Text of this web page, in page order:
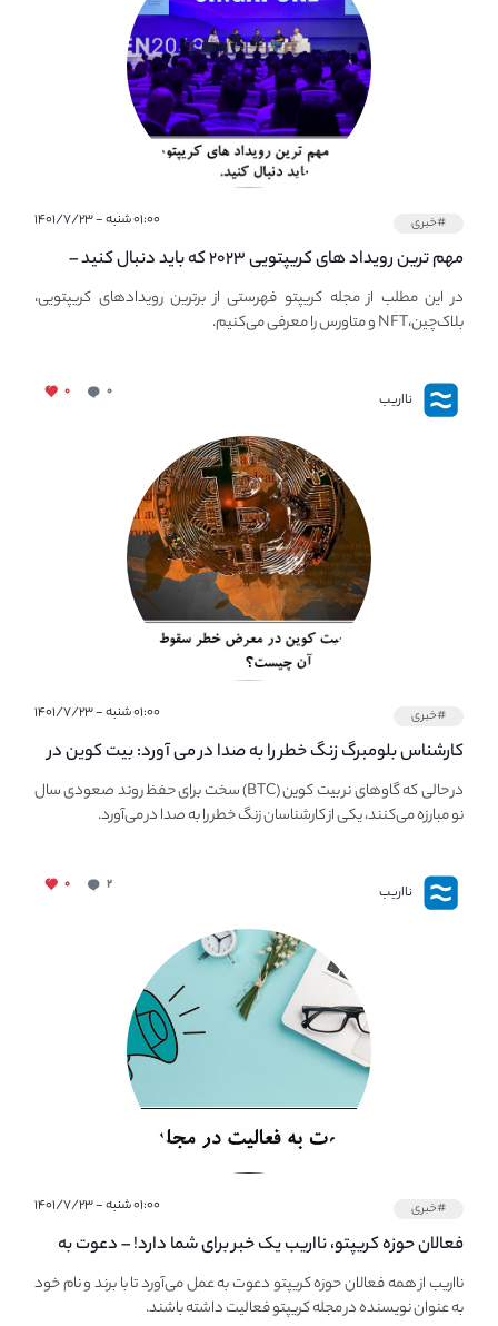
#خبری ۰۱:۰۰ شنبه - ۱۴۰۱/۷/۲۳
مهم ترین رویداد های کریپتویی ۲۰۲۳ که باید دنبال کنید –
معرفی بهترین رویداد های جهانی
در این مطلب از مجله کریپتو فهرستی از برترین رویدادهای کریپتویی،
بلاک‌چین،NFT و متاورس را معرفی می‌کنیم.
نااریب ۰ ۰
#خبری ۰۱:۰۰ شنبه - ۱۴۰۱/۷/۲۳
کارشناس بلومبرگ زنگ خطر را به صدا در می آورد: بیت کوین در
معرض خطر سقوط بزرگ است - دلیل آن چیست؟در حالی که گاوهای نر بیت کوین (BTC) سخت برای حفظ روند صعودی سال
نو مبارزه می‌کنند، یکی از کارشناسان زنگ خطر را به صدا در می‌آورد.
نااریب ۲ ۰
#خبری ۰۱:۰۰ شنبه - ۱۴۰۱/۷/۲۳
فعالان حوزه کریپتو، نااریب یک خبر برای شما دارد! – دعوت به
فعالیت در مجله کریپتو
نااریب از همه فعالان حوزه کریپتو دعوت به عمل می‌آورد تا با برند و نام خود
به عنوان نویسنده در مجله کریپتو فعالیت داشته باشند.